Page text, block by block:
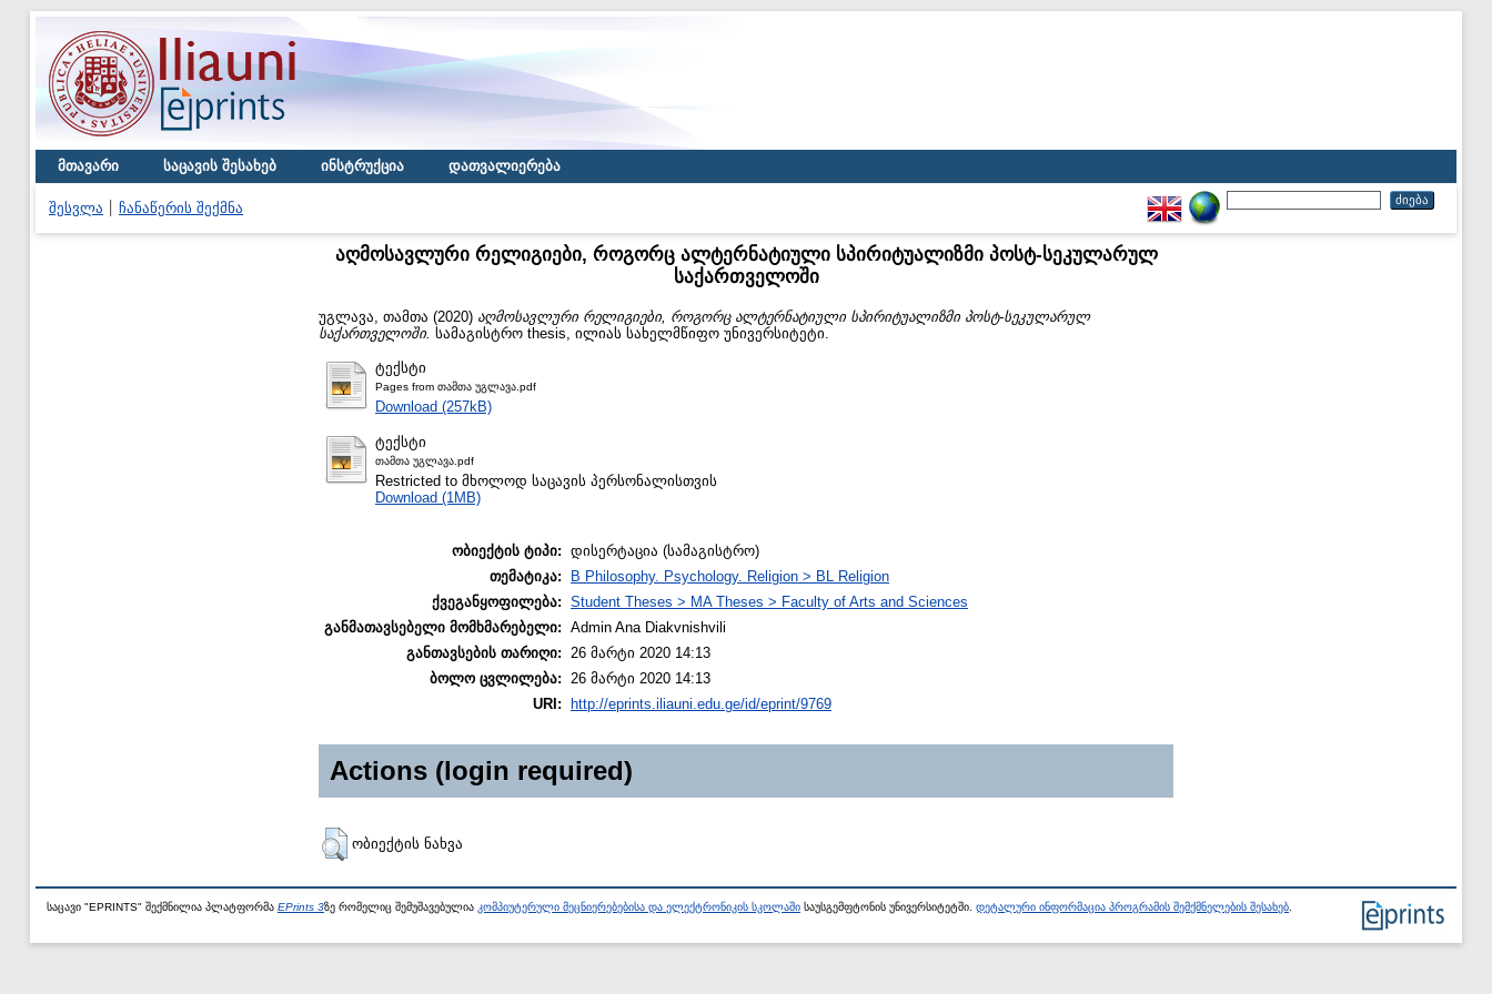
მთავარი საცავის შესახებ ინსტრუქცია დათვალიერება
შესვლა ჩანაწერის შექმნა
აღმოსავლური რელიგიები, როგორც ალტერნატიული სპირიტუალიზმი პოსტ-სეკულარულ
საქართველოში
უგლავა, თამთა (2020) აღმოსავლური რელიგიები, როგორც ალტერნატიული სპირიტუალიზმი პოსტ-სეკულარულ
საქართველოში. სამაგისტრო thesis, ილიას სახელმწიფო უნივერსიტეტი.
ტექსტი
Pages from თამთა უგლავა.pdf
Download (257kB)
ტექსტი
თამთა უგლავა.pdf
Restricted to მხოლოდ საცავის პერსონალისთვის
Download (1MB)
ობიექტის ტიპი: დისერტაცია (სამაგისტრო)
თემატიკა:
B Philosophy. Psychology. Religion > BL Religion
ქვეგანყოფილება: Student Theses > MA Theses > Faculty of Arts and Sciences
განმათავსებელი მომხმარებელი: Admin Ana Diakvnishvili
განთავსების თარიღი: 26 მარტი 2020 14:13
ბოლო ცვლილება: 26 მარტი 2020 14:13
URI:
http://eprints.iliauni.edu.ge/id/eprint/9769
Actions (login required)
ობიექტის ნახვა
საცავი "EPRINTS" შექმნილია პლატფორმა EPrints 3ზე რომელიც შემუშავებულია კომპიუტერული მეცნიერებებისა და ელექტრონიკის სკოლაში საუსგემფტონის უნივერსიტეტში. დეტალური ინფორმაცია პროგრამის შემქმნელების შესახებ.